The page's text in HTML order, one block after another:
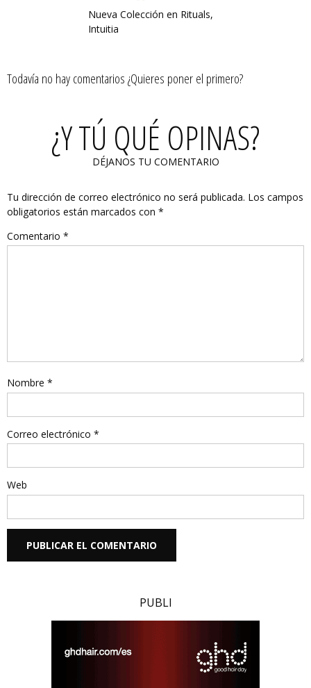
Nueva Colección en Rituals,
Intuitia
Todavía no hay comentarios ¿Quieres poner el primero?
¿Y TÚ QUÉ OPINAS?
DÉJANOS TU COMENTARIO
Tu dirección de correo electrónico no será publicada. Los campos
obligatorios están marcados con *
Comentario *
Nombre *
Correo electrónico *
Web
PUBLI